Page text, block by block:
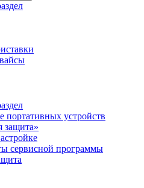
портативных устройств
защита»
сервисной программы